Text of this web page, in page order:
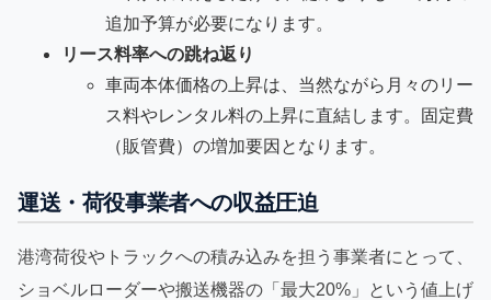
追加予算が必要になります。
リース料率への跳ね返り
車両本体価格の上昇は、当然ながら月々のリー
ス料やレンタル料の上昇に直結します。固定費
（販管費）の増加要因となります。
運送・荷役事業者への収益圧迫
港湾荷役やトラックへの積み込みを担う事業者にとって、
ショベルローダーや搬送機器の「最大20%」という値上げ